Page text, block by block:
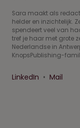
Sara maakt als
helder en inzichtelijk.
spendeert veel van
tref je haar met grote
Nederlandse in
KnopsPublishing-
LinkedIn • Mail